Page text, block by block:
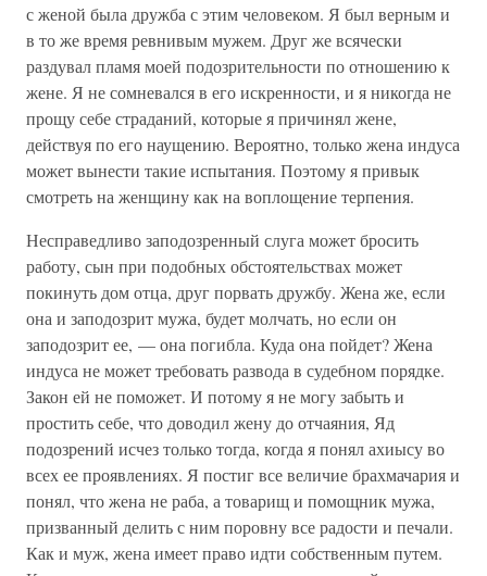
с женой была дружба с этим человеком. Я был верным и
в то же время ревнивым мужем. Друг же всячески
раздувал пламя моей подозрительности по отношению к
жене. Я не сомневался в его искренности, и я никогда не
прощу себе страданий, которые я причинял жене,
действуя по его наущению. Вероятно, только жена индуса
может вынести такие испытания. Поэтому я привык
смотреть на женщину как на воплощение терпения.
Несправедливо заподозренный слуга может бросить
работу, сын при подобных обстоятельствах может
покинуть дом отца, друг порвать дружбу. Жена же, если
она и заподозрит мужа, будет молчать, но если он
заподозрит ее, — она погибла. Куда она пойдет? Жена
индуса не может требовать развода в судебном порядке.
Закон ей не поможет. И потому я не могу забыть и
простить себе, что доводил жену до отчаяния, Яд
подозрений исчез только тогда, когда я понял ахиысу во
всех ее проявлениях. Я постиг все величие брахмачария и
понял, что жена не раба, а товарищ и помощник мужа,
призванный делить с ним поровну все радости и печали.
Как и муж, жена имеет право идти собственным путем.